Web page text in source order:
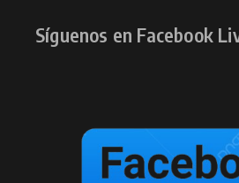
Síguenos en Facebook